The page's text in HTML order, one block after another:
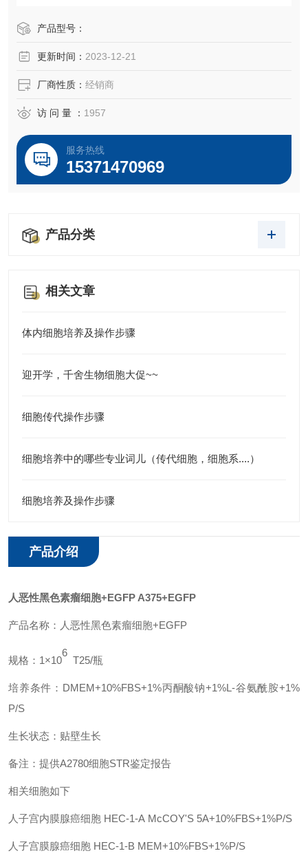
携手合作，共创辉煌！
产品型号：
更新时间： 2023-12-21
厂商性质： 经销商
访 问 量 ： 1957
服务热线
15371470969
产品分类
相关文章
体内细胞培养及操作步骤
迎开学，千舍生物细胞大促~~
细胞传代操作步骤
细胞培养中的哪些专业词儿（传代细胞，细胞系....）
细胞培养及操作步骤
产品介绍
人恶性黑色素瘤细胞+EGFP A375+EGFP
产品名称： 人恶性黑色素瘤细胞+EGFP
规格： 1×10
6
T25/瓶
培养条件： DMEM+10%FBS+1%丙酮酸钠+1%L-谷氨酰胺+1%
P/S
生长状态：贴壁生长
备注：提供A2780细胞STR鉴定报告
相关细胞如下
人子宫内膜腺癌细胞 HEC-1-A McCOY'S 5A+10%FBS+1%P/S
人子宫膜腺癌细胞 HEC-1-B MEM+10%FBS+1%P/S